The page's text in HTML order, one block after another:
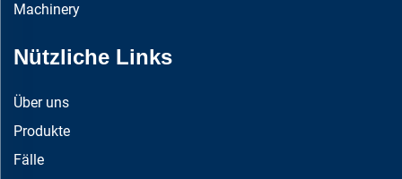
Machinery
Nützliche Links
Über uns
Produkte
Fälle